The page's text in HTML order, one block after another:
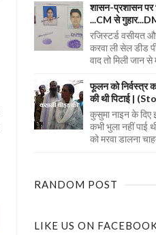
शासन-प्रशासन पर
...CM से
रजिस्टर्ड वसीयत
करवा ली सेल डीड
वाद तो मिली जान
फूलन को निर्वस्त्र
की थी पिटाई |
कुसुमा नाइन के दिए
कभी भुला नहीं पाई
को मरवा डालना
RANDOM POST
LIKE US ON